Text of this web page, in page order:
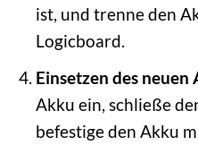
ist, und trenne den
Logicboard.
Einsetzen des neuen
Akku ein, schließe
befestige den Akku